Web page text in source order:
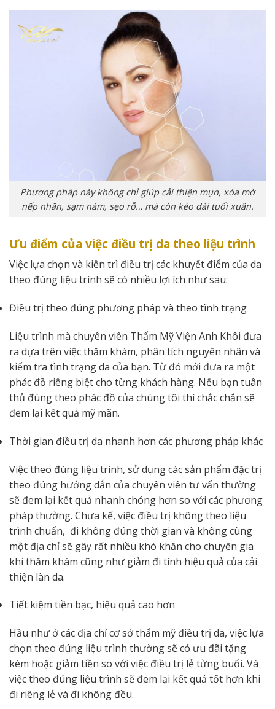
Phương pháp này không chỉ giúp cải thiện mụn, xóa mờ
nếp nhăn, sạm nám, sẹo rỗ… mà còn kéo dài tuổi xuân.
Ưu điểm của việc điều trị da theo liệu trình
Việc lựa chọn và kiên trì điều trị các khuyết điểm của da
theo đúng liệu trình sẽ có nhiều lợi ích như sau:
Điều trị theo đúng phương pháp và theo tình trạng
Liệu trình mà chuyên viên Thẩm Mỹ Viện Anh Khôi đưa
ra dựa trên việc thăm khám, phân tích nguyên nhân và
kiểm tra tình trạng da của bạn. Từ đó mới đưa ra một
phác đồ riêng biệt cho từng khách hàng. Nếu bạn tuân
thủ đúng theo phác đồ của chúng tôi thì chắc chắn sẽ
đem lại kết quả mỹ mãn.
Thời gian điều trị da nhanh hơn các phương pháp khác
Việc theo đúng liệu trình, sử dụng các sản phẩm đặc trị
theo đúng hướng dẫn của chuyên viên tư vấn thường
sẽ đem lại kết quả nhanh chóng hơn so với các phương
pháp thường. Chưa kể, việc điều trị không theo liệu
trình chuẩn, đi không đúng thời gian và không cùng
một địa chỉ sẽ gây rất nhiều khó khăn cho chuyên gia
khi thăm khám cũng như giảm đi tính hiệu quả của cải
thiện làn da.
Tiết kiệm tiền bạc, hiệu quả cao hơn
Hầu như ở các địa chỉ cơ sở thẩm mỹ điều trị da, việc lựa
chọn theo đúng liệu trình thường sẽ có ưu đãi tặng
kèm hoặc giảm tiền so với việc điều trị lẻ từng buổi. Và
việc theo đúng liệu trình sẽ đem lại kết quả tốt hơn khi
đi riêng lẻ và đi không đều.